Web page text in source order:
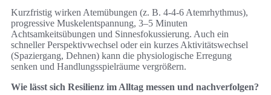
Kurzfristig wirken Atemübungen (z. B. 4‑4‑6 Atemrhythmus),
progressive Muskelentspannung, 3–5 Minuten
Achtsamkeitsübungen und Sinnesfokussierung. Auch ein
schneller Perspektivwechsel oder ein kurzes Aktivitätswechsel
(Spaziergang, Dehnen) kann die physiologische Erregung
senken und Handlungsspielräume vergrößern.
Wie lässt sich Resilienz im Alltag messen und nachverfolgen?